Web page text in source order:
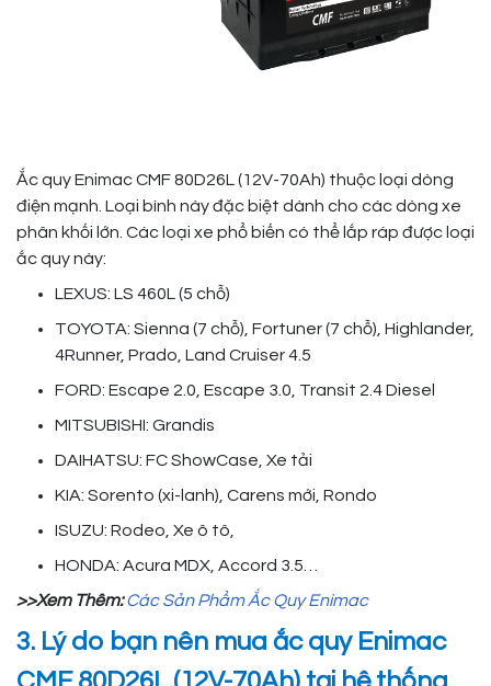
Ắc quy Enimac CMF 80D26L (12V-70Ah) thuộc loại dòng
điện mạnh. Loại bình này đặc biệt dành cho các dòng xe
phân khối lớn. Các loại xe phổ biến có thể lắp ráp được loại
ắc quy này:
LEXUS: LS 460L (5 chỗ)
TOYOTA: Sienna (7 chỗ), Fortuner (7 chỗ), Highlander,
4Runner, Prado, Land Cruiser 4.5
FORD: Escape 2.0, Escape 3.0, Transit 2.4 Diesel
MITSUBISHI: Grandis
DAIHATSU: FC ShowCase, Xe tải
KIA: Sorento (xi-lanh), Carens mới, Rondo
ISUZU: Rodeo, Xe ô tô,
HONDA: Acura MDX, Accord 3.5…
>>Xem Thêm:Các Sản Phẩm Ắc Quy Enimac
3. Lý do bạn nên mua ắc quy Enimac